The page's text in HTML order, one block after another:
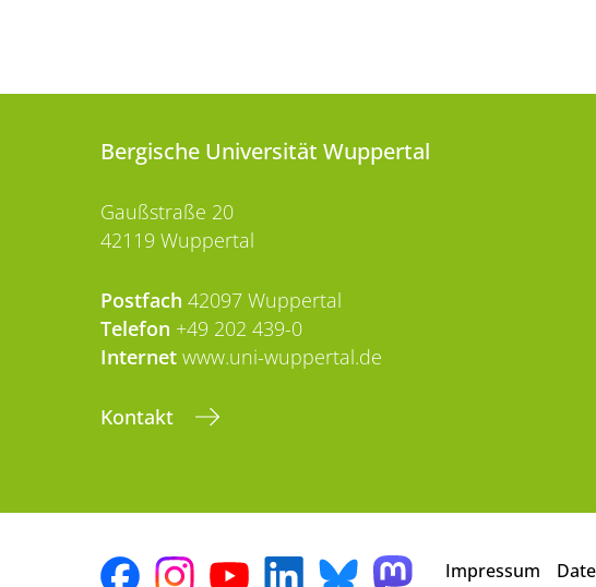
Bergische Universität Wuppertal
Gaußstraße 20
42119 Wuppertal
Postfach 42097 Wuppertal
Telefon +49 202 439-0
Internet www.uni-wuppertal.de
Kontakt
Impressum